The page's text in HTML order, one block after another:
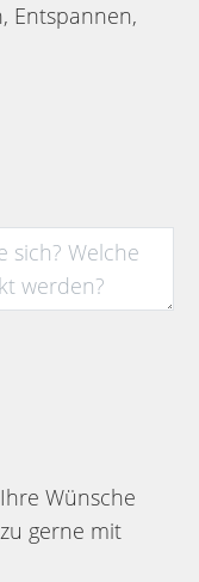
Entspannen,
Wünsche
gerne mit